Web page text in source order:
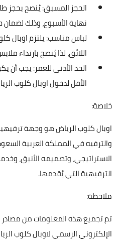
الحجز المسبق: يُنصح بحجز
نهاية الأسبوع، وذلك
لباس مناسب: يلتزم اوبال
اللائق، لذا يُنصح بارتداء
الأقل لدخول اوبال كلوب
خلاصة:
اوبال كلوب الرياض هو وجهة
والترفيه في المملكة العربية
الاستراتيجي، وتصميمه الأنيق،
الترفيهية التي يُقدمها.
ملاحظة:
تم تجميع هذه المعلومات من
الإلكتروني الرسمي لاوبال كلوب